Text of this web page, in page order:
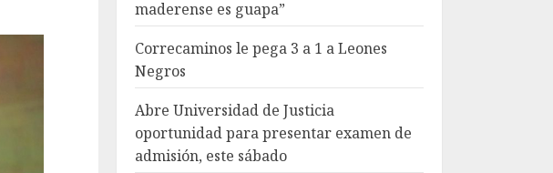
maderense es guapa”
Correcaminos le pega 3 a 1 a Leones
Negros
Abre Universidad de Justicia
oportunidad para presentar examen de
admisión, este sábado